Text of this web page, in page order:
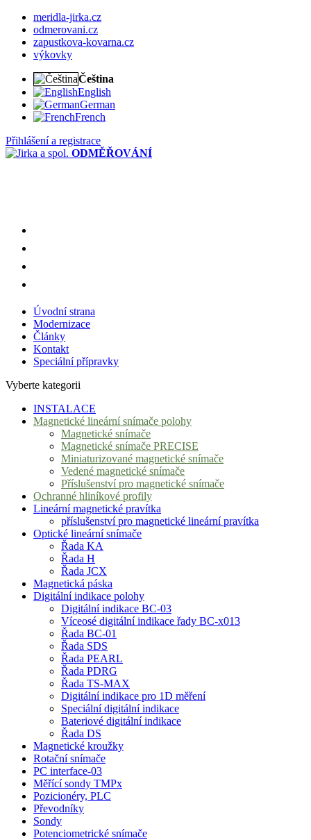
meridla-jirka.cz
odmerovani.cz
zapustkova-kovarna.cz
výkovky
Čeština
English
German
French
Přihlášení a registrace
ODMĚŘOVÁNÍ
Úvodní strana
Modernizace
Články
Kontakt
Speciální přípravky
Vyberte kategorii
INSTALACE
Magnetické lineární snímače polohy
Magnetické snímače
Magnetické snímače PRECISE
Miniaturizované magnetické snímače
Vedené magnetické snímače
Příslušenství pro magnetické snímače
Ochranné hliníkové profily
Lineární magnetické pravítka
příslušenství pro magnetické lineární pravítka
Optické lineární snímače
Řada KA
Řada H
Řada JCX
Magnetická páska
Digitální indikace polohy
Digitální indikace BC-03
Víceosé digitální indikace řady BC-x013
Řada BC-01
Řada SDS
Řada PEARL
Řada PDRG
Řada TS-MAX
Digitální indikace pro 1D měření
Speciální digitální indikace
Bateriové digitální indikace
Řada DS
Magnetické kroužky
Rotační snímače
PC interface-03
Měřící sondy TMPx
Pozicionéry, PLC
Převodníky
Sondy
Potenciometrické snímače